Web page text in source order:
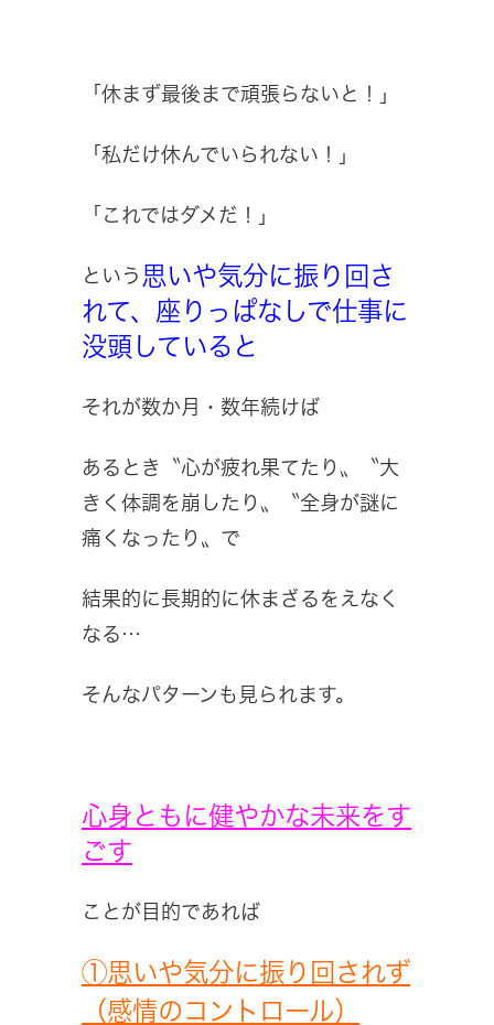
「休まず最後まで頑張らないと！」
「私だけ休んでいられない！」
「これではダメだ！」
という 思いや気分に振り回さ
れて、座りっぱなしで仕事に
没頭していると
それが数か月・数年続けば
あるとき〝心が疲れ果てたり〟〝大
きく体調を崩したり〟〝全身が謎に
痛くなったり〟で
結果的に長期的に休まざるをえなく
なる…
そんなパターンも見られます。
心身ともに健やかな未来をす
ごす
ことが目的であれば
①思いや気分に振り回されず
（感情のコントロール）